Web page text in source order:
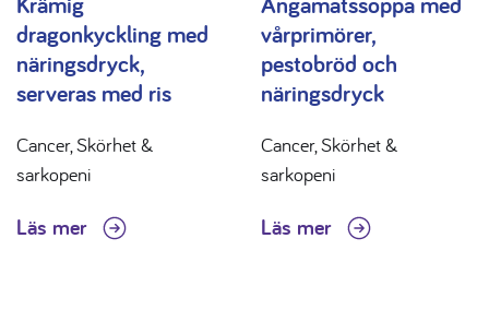
dragonkyckling med
näringsdryck,
serveras med ris
Cancer, Skörhet &
sarkopeni
Läs mer
vårprimörer,
pestobröd och
näringsdryck
Cancer, Skörhet &
sarkopeni
Läs mer